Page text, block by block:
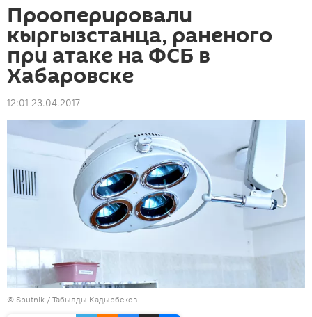
Прооперировали
кыргызстанца, раненого
при атаке на ФСБ в
Хабаровске
12:01 23.04.2017
© Sputnik / Табылды Кадырбеков